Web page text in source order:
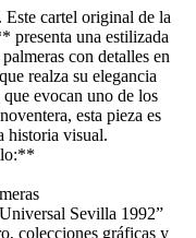
Este cartel original de la
una estilizada
con detalles en
realza su elegancia
evocan uno de los
esta pieza es
historia visual.
Sevilla 1992”
colecciones gráficas y